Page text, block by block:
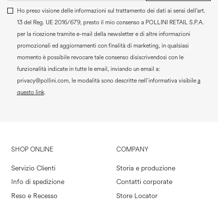
Ho preso visione delle informazioni sul trattamento dei dati ai sensi dell’art.
13 del Reg. UE 2016/679, presto il mio consenso a POLLINI RETAIL S.P.A.
per la ricezione tramite e-mail della newsletter e di altre informazioni
promozionali ed aggiornamenti con finalità di marketing, in qualsiasi
momento è possibile revocare tale consenso disiscrivendosi con le
funzionalità indicate in tutte le email, inviando un email a:
privacy@pollini.com, le modalità sono descritte nell’informativa visibilea
questo link.
SHOP ONLINE
Servizio Clienti
Info di spedizione
Reso e Recesso
COMPANY
Storia e produzione
Contatti corporate
Store Locator